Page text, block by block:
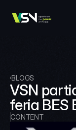
VSN Crea
VSN One TV
VSNExplorer +
Media Production
VSNExplorer +
Media Exchange
VSNExplorer
News & Live
Company
BLOGS
VSN
feria BES
CONTENT